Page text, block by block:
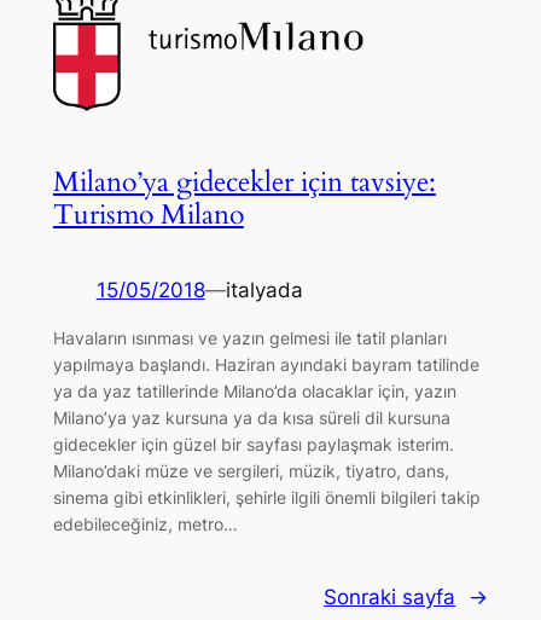
Milano’ya gidecekler için tavsiye:
Turismo Milano
15/05/2018—italyada
Havaların ısınması ve yazın gelmesi ile tatil planları
yapılmaya başlandı. Haziran ayındaki bayram tatilinde
ya da yaz tatillerinde Milano’da olacaklar için, yazın
Milano’ya yaz kursuna ya da kısa süreli dil kursuna
gidecekler için güzel bir sayfası paylaşmak isterim.
Milano’daki müze ve sergileri, müzik, tiyatro, dans,
sinema gibi etkinlikleri, şehirle ilgili önemli bilgileri takip
edebileceğiniz, metro…
Sonraki sayfa →